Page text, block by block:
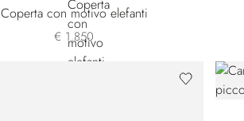
Coperta con motivo elefanti
€ 1.850